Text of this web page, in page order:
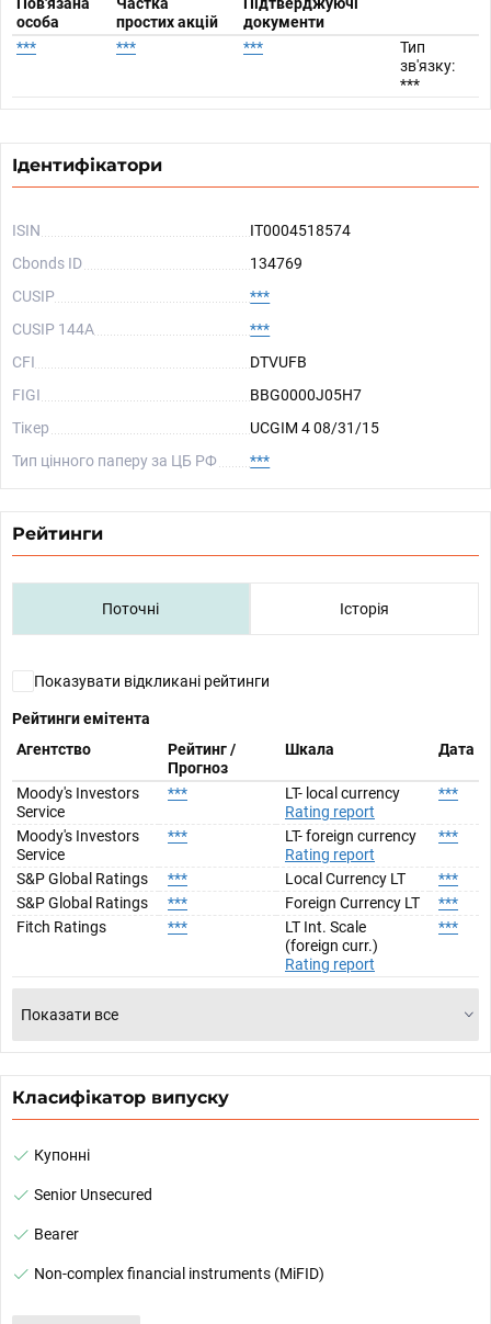
особа
простих акцій
документи
***
*** ***
Тип
зв'язку:
***
Ідентифікатори
ISIN
IT0004518574
Cbonds ID
134769
CUSIP
***
CUSIP 144A
***
CFI
DTVUFB
FIGI
BBG0000J05H7
Тікер
UCGIM 4 08/31/15
Тип цінного паперу за ЦБ РФ
***
Рейтинги
Поточні Історія
Показувати відкликані рейтинги
Рейтинги емітента
Агентство
Рейтинг /
Прогноз
Шкала Дата
Moody's Investors
Service
***
LT- local currency
Rating report
***
Moody's Investors
Service
***
LT- foreign currency
Rating report
***
S&P Global Ratings *** Local Currency LT
***
S&P Global Ratings
*** Foreign Currency LT
***
Fitch Ratings
***
LT Int. Scale
(foreign curr.)
Rating report
***
Показати все
Класифікатор випуску
Купонні
Senior Unsecured
Bearer
Non-complex financial instruments (MiFID)